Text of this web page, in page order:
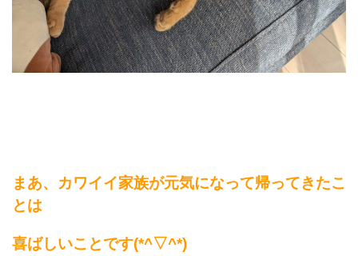
まあ、カワイイ家族が元気になって帰ってきたこ
とは
喜ばしいことです(*^▽^*)